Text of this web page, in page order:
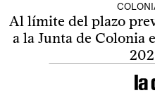
Al límite del plazo
a la Junta de Colonia